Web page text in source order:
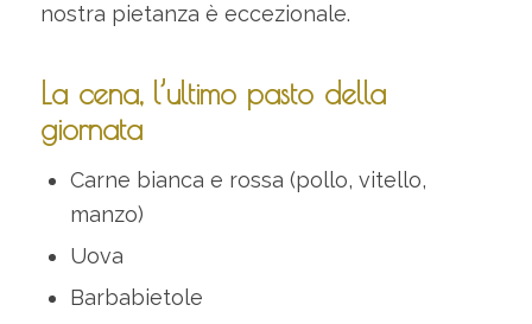
nostra pietanza è eccezionale.
La cena, l’ultimo pasto della
giornata
Carne bianca e rossa (pollo, vitello,
manzo)
Uova
Barbabietole